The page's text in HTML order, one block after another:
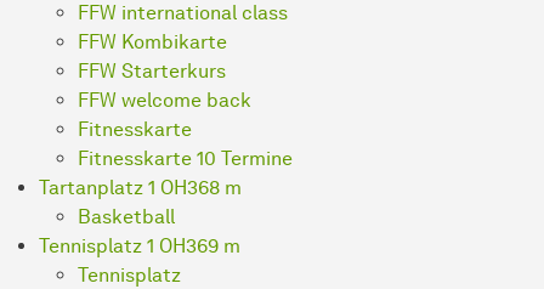
FFW international class
FFW Kombikarte
FFW Starterkurs
FFW welcome back
Fitnesskarte
Fitnesskarte 10 Termine
Tartanplatz 1 OH368 m
Basketball
Tennisplatz 1 OH369 m
Tennisplatz